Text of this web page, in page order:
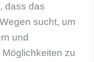
dass das
sucht, um
und
zu